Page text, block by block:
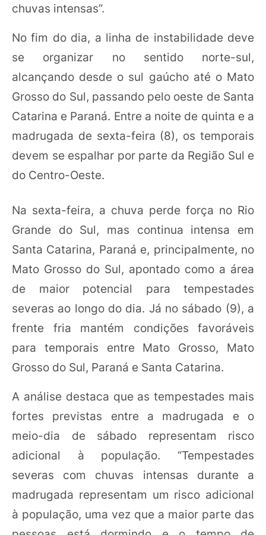
chuvas intensas”.
No fim do dia, a linha de instabilidade deve
se organizar no sentido norte-sul,
alcançando desde o sul gaúcho até o Mato
Grosso do Sul, passando pelo oeste de Santa
Catarina e Paraná. Entre a noite de quinta e a
madrugada de sexta-feira (8), os temporais
devem se espalhar por parte da Região Sul e
do Centro-Oeste.
Na sexta-feira, a chuva perde força no Rio
Grande do Sul, mas continua intensa em
Santa Catarina, Paraná e, principalmente, no
Mato Grosso do Sul, apontado como a área
de maior potencial para tempestades
severas ao longo do dia. Já no sábado (9), a
frente fria mantém condições favoráveis
para temporais entre Mato Grosso, Mato
Grosso do Sul, Paraná e Santa Catarina.
A análise destaca que as tempestades mais
fortes previstas entre a madrugada e o
meio-dia de sábado representam risco
adicional à população. “Tempestades
severas com chuvas intensas durante a
madrugada representam um risco adicional
à população, uma vez que a maior parte das